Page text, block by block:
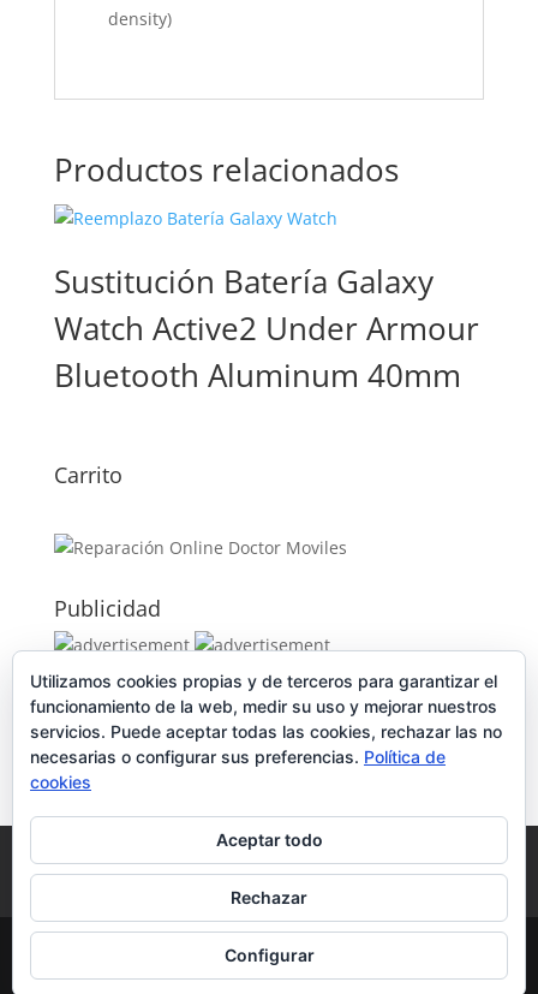
density)
Productos relacionados
Sustitución Batería Galaxy
Watch Active2 Under Armour
Bluetooth Aluminum 40mm
Carrito
Publicidad
Publicidad
Política de Cookies
Condiciones y Privacidad
Tienda
© DoctorMoviles.com | Sitio Construido por
TimisDesign.com
Utilizamos cookies propias y de terceros para garantizar el
funcionamiento de la web, medir su uso y mejorar nuestros
servicios. Puede aceptar todas las cookies, rechazar las no
necesarias o configurar sus preferencias. Política de
cookies
Aceptar todo
Rechazar
Configurar